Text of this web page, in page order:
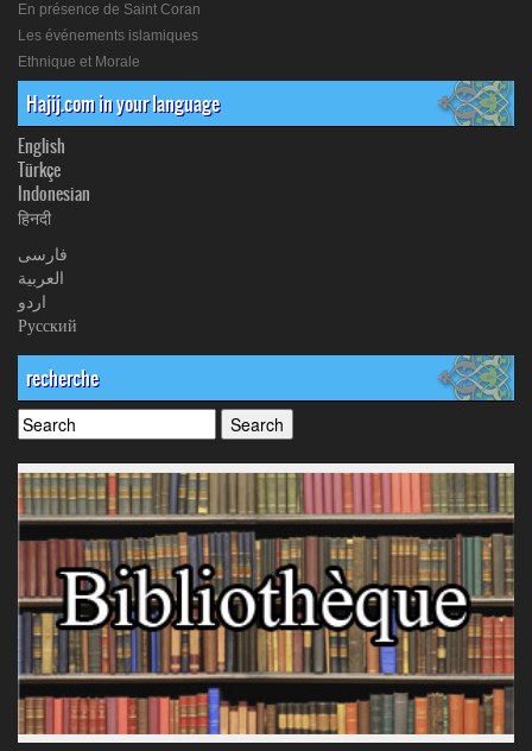
En présence de Saint Coran
Les événements islamiques
Ethnique et Morale
Hajij.com in your language
English
Türkçe
Indonesian
हिनदी
فارسی
العربیة
اردو
Русский
recherche